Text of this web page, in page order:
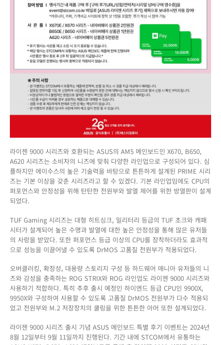
라이젠 9000 시리즈와 호환되는 ASUS의 AM5 메인보드인 X670, B650,
A620 시리즈는 소비자의 니즈에 맞춰 다양한 라인업으로 구성되어 있다. 심
플하지만 에이수스의 높은 기술력을 바탕으로 튼튼하게 설계된 PRIME 시리
즈는 기본 이상을 갖춘 시리즈라고 할 수 있겠다. 기본 라인업임에도 CPU의
퍼포먼스와 안정성을 위해 탄탄한 전원부와 발열 제어를 위한 방열판이 설계
되었다.
TUF Gaming 시리즈는 대형 히트싱크, 밀리터리 등급의 TUF 초크와 캐패
시터가 설계되어 높은 수명과 발열에 대한 높은 안정성을 통해 많은 유저들
의 사랑을 받았다. 또한 퍼포먼스 등급 이상의 CPU를 장착하더라도 효과적
으로 성능을 이끌어낼 수 있도록 DrMOS 고품질 전원부가 적용되었다.
오버클러킹, 확장성, 대용량 스토리지 구성 등 하드웨어 매니아 유저들의 니
즈와 감성을 충족하는 ROG STRIX와 ROG 라인업도 라이젠 9000 시리즈와
사용하기 적합하다. 특히 추후 출시 예정인 하이엔드 등급 CPU인 9900X,
9950X와 구성하여 사용할 수 있도록 고품질 DrMOS 전원부가 다수 적용되
었고 전원부와 M.2 저장장치의 쿨링을 위한 튼튼한 아머 또한 설계되었다.
라이젠 9000 시리즈 출시 기념 ASUS 메인보드 특별 후기 이벤트는 2024년
8월 12일부터 9월 11일까지 진행된다. 기간 내에 STCOM에서 유통하는